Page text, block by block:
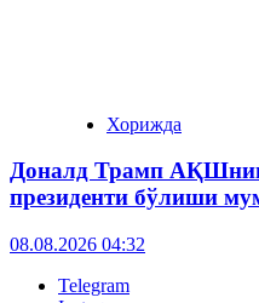
Хорижда
Доналд Трамп
президенти бўлиши
08.08.2026 04:32
Telegram